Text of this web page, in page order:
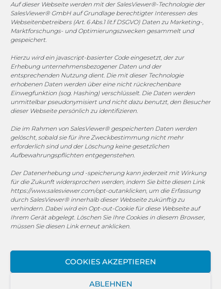
Auf dieser Webseite werden mit der SalesViewer®-Technologie der
SalesViewer® GmbH auf Grundlage berechtigter Interessen des
Webseitenbetreibers (Art. 6 Abs.1 lit.f DSGVO) Daten zu Marketing-,
Marktforschungs- und Optimierungszwecken gesammelt und
gespeichert.
Hierzu wird ein javascript-basierter Code eingesetzt, der zur
Erhebung unternehmensbezogener Daten und der
entsprechenden Nutzung dient. Die mit dieser Technologie
erhobenen Daten werden über eine nicht rückrechenbare
Einwegfunktion (sog. Hashing) verschlüsselt. Die Daten werden
unmittelbar pseudonymisiert und nicht dazu benutzt, den Besucher
dieser Webseite persönlich zu identifizieren.
Die im Rahmen von SalesViewer® gespeicherten Daten werden
gelöscht, sobald sie für ihre Zweckbestimmung nicht mehr
erforderlich sind und der Löschung keine gesetzlichen
Aufbewahrungspflichten entgegenstehen.
Der Datenerhebung und -speicherung kann jederzeit mit Wirkung
für die Zukunft widersprochen werden, indem Sie bitte diesen Link
https://www.salesviewer.com/opt-outanklicken, um die Erfassung
durch SalesViewer® innerhalb dieser Webseite zukünftig zu
verhindern. Dabei wird ein Opt-out-Cookie für diese Webseite auf
Ihrem Gerät abgelegt. Löschen Sie Ihre Cookies in diesem Browser,
müssen Sie diesen Link erneut anklicken.
COOKIES AKZEPTIEREN
ABLEHNEN
Mo. - Do. 08:00 - 17:00 Uhr
Fr. 08:00 - 15:00 Uhr
Sponsoring
1. FC Monheim
COOKIE-RICHTLINIE (EU)
© 2025 MEGASOFT® IT GmbH & Co. KG |
MEGASOFT® IT reserves the right not to be responsible for
the topicality, correctness, completeness or quality of the
information provided. Liability claims against the author,
which refer to material or immaterial nature caused by use
or disuse of the information or the use of incorrect or
not intentional or grossly negligent fault. All offers are
subject to change and non-binding. Parts of the pages or
the complete publication including all offers and
information might be extended, changed or partly or